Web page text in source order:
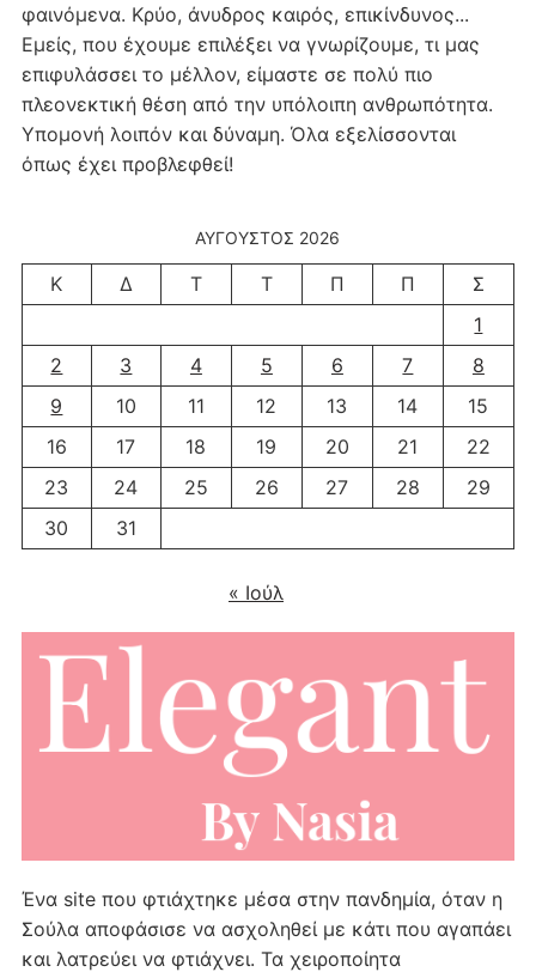
φαινόμενα. Κρύο, άνυδρος καιρός, επικίνδυνος...
Εμείς, που έχουμε επιλέξει να γνωρίζουμε, τι μας
επιφυλάσσει το μέλλον, είμαστε σε πολύ πιο
πλεονεκτική θέση από την υπόλοιπη ανθρωπότητα.
Υπομονή λοιπόν και δύναμη. Όλα εξελίσσονται
όπως έχει προβλεφθεί!
ΑΎΓΟΥΣΤΟΣ 2026
Κ Δ Τ Τ Π Π
Σ
1
2
3 4 5 6 7
8
9
10 11 12 13 14
15
16
17 18 19 20 21
22
23
24 25 26 27 28
29
30
31
« Ιούλ
Ένα site που φτιάχτηκε μέσα στην πανδημία, όταν η
Σούλα αποφάσισε να ασχοληθεί με κάτι που αγαπάει
και λατρεύει να φτιάχνει. Τα χειροποίητα